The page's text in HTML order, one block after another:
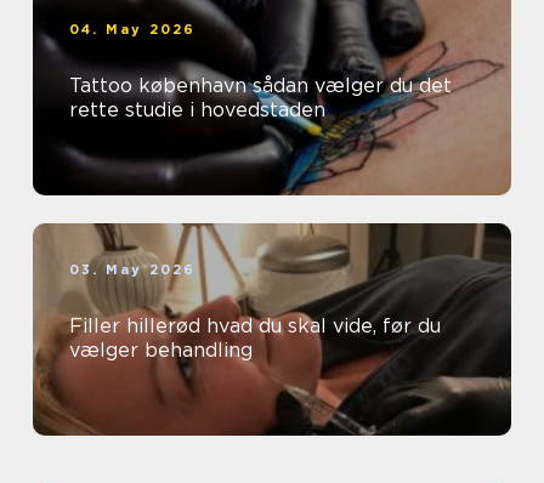
04. May 2026
Tattoo københavn sådan vælger du det
rette studie i hovedstaden
03. May 2026
Filler hillerød hvad du skal vide, før du
vælger behandling